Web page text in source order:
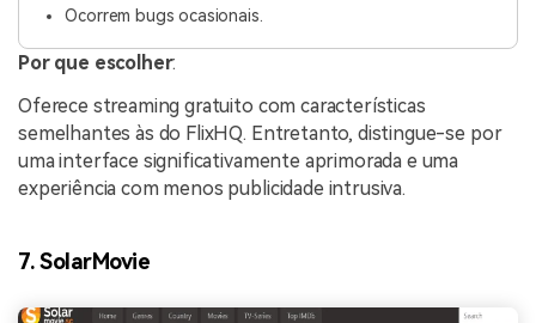
Ocorrem bugs ocasionais.
Por que escolher:
Oferece streaming gratuito com características
semelhantes às do FlixHQ. Entretanto, distingue-se por
uma interface significativamente aprimorada e uma
experiência com menos publicidade intrusiva.
7. SolarMovie